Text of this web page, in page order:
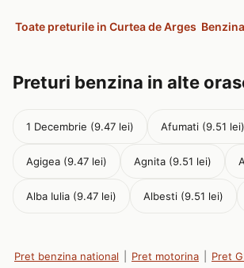
Toate preturile in Curtea de Arges
Preturi benzina in alte
1 Decembrie (9.47 lei) Afumati (9.51 lei)
Agigea (9.47 lei) Agnita (9.51 lei)
Alba Iulia (9.47 lei) Albesti (9.51 lei)
Pret benzina national Pret motorina Pret